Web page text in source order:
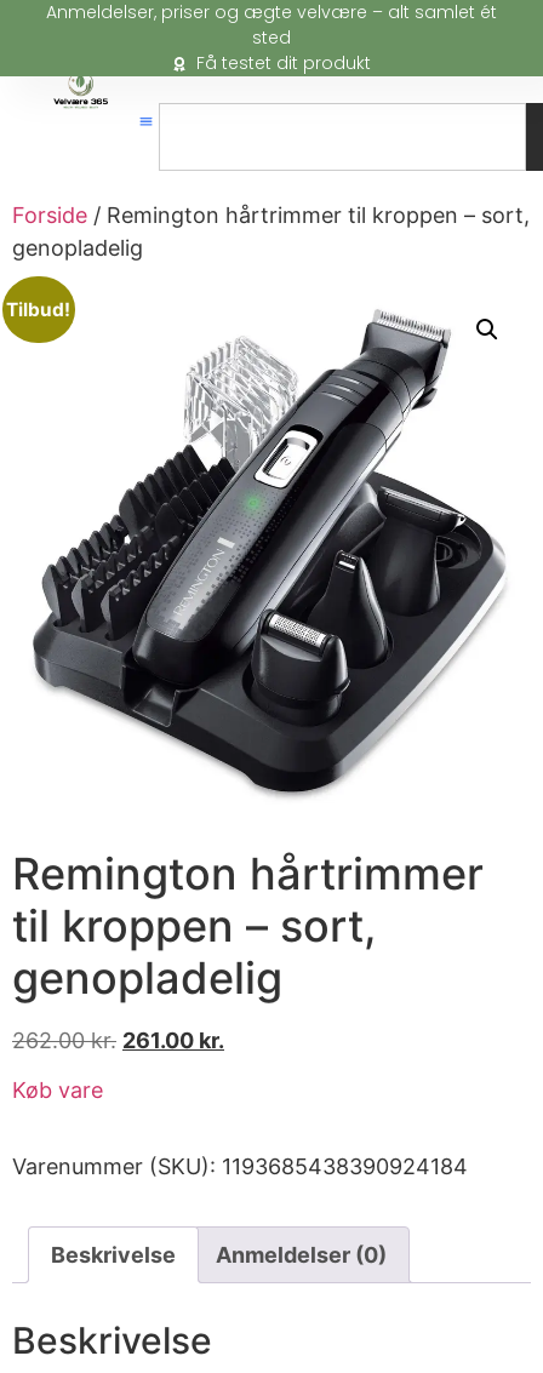
Anmeldelser, priser og ægte velvære – alt samlet ét
sted
Få testet dit produkt
Forside / Remington hårtrimmer til kroppen – sort,
genopladelig
Tilbud!
Remington hårtrimmer
til kroppen – sort,
genopladelig
262.00kr. 261.00 kr.
Køb vare
Varenummer (SKU): 1193685438390924184
Beskrivelse Anmeldelser (0)
Beskrivelse